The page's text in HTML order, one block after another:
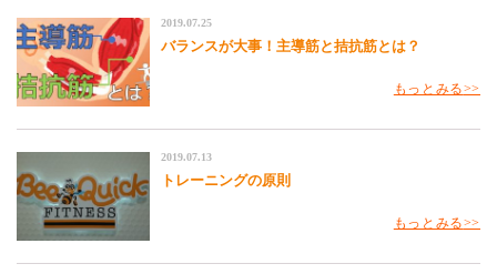
2019.07.25
バランスが大事！主導筋と拮抗筋とは？
もっとみる
2019.07.13
トレーニングの原則
もっとみる